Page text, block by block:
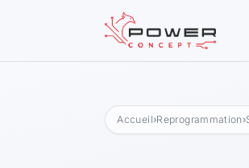
Accueil›Reprogrammation ›